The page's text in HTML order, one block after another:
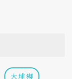
大埔鄉